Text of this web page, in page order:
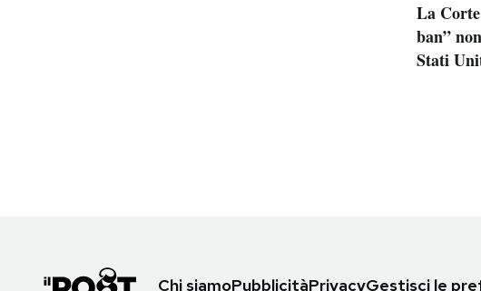
La
ban”
Stati
Chi siamoPubblicitàPrivacyGestisci le